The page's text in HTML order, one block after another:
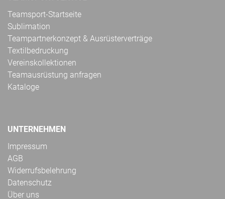
Teamsport-Startseite
Sublimation
Teampartnerkonzept & Ausrüsterverträge
Textilbedruckung
Vereinskollektionen
Teamausrüstung anfragen
Kataloge
UNTERNEHMEN
Impressum
AGB
Widerrufsbelehrung
Datenschutz
Über uns